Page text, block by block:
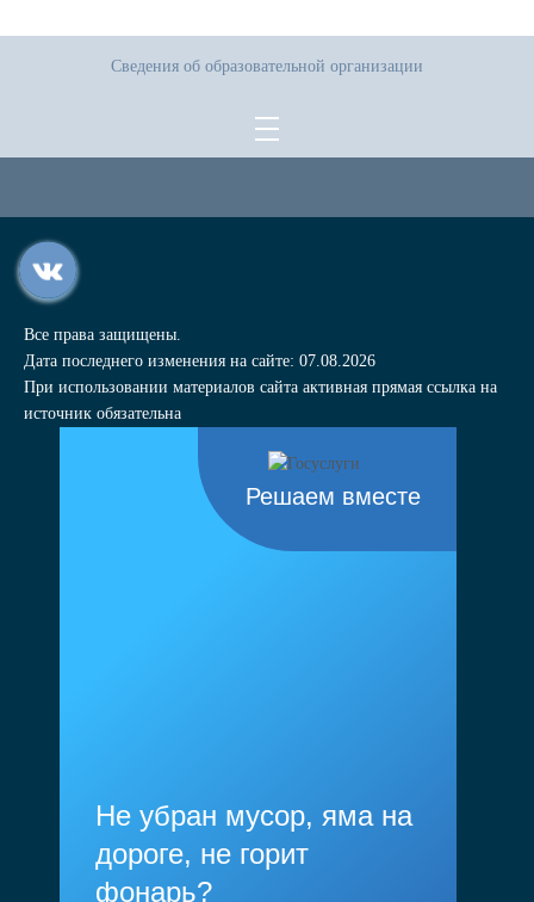
Сведения об образовательной организации
Все права защищены.
Дата последнего изменения на сайте: 07.08.2026
При использовании материалов сайта активная прямая ссылка на
источник обязательна
Решаем вместе
Не убран мусор, яма на
дороге, не горит
фонарь?